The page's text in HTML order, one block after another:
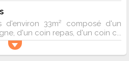
d'environ 33m² composé d'un
d'un coin repas, d'un coin c...